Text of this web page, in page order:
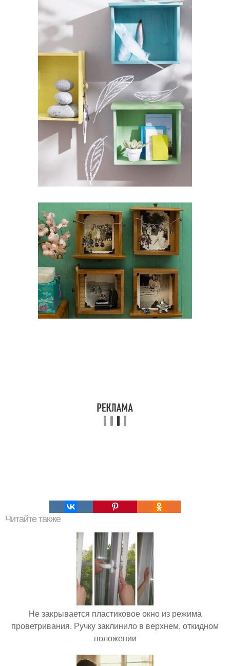
Читайте также
Не закрывается пластиковое окно из режима
проветривания. Ручку заклинило в верхнем, откидном
положении